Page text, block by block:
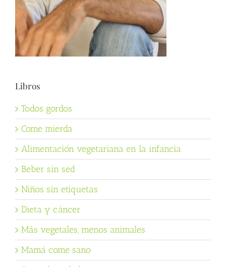
Libros
Todos gordos
Come mierda
Alimentación vegetariana en la infancia
Beber sin sed
Niños sin etiquetas
Dieta y cáncer
Más vegetales, menos animales
Mamá come sano